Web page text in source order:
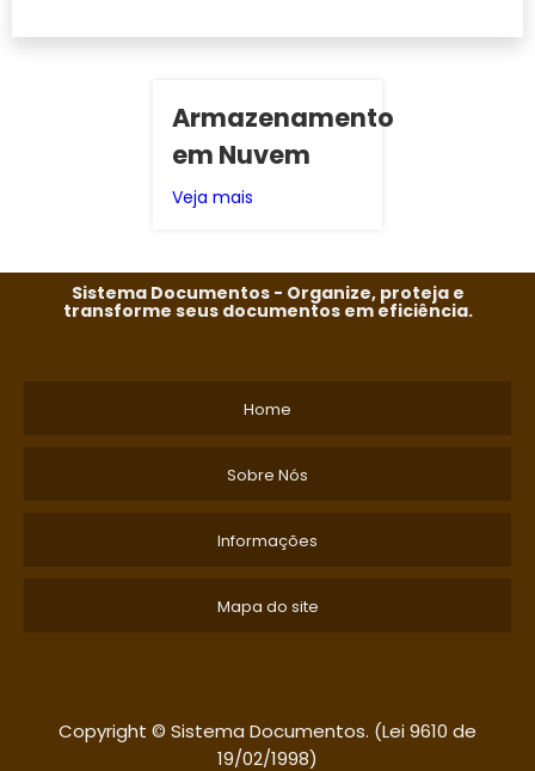
Armazenamento
em Nuvem
Veja mais
Sistema Documentos - Organize, proteja e
transforme seus documentos em eficiência.
Home
Sobre Nós
Informações
Mapa do site
Copyright © Sistema Documentos. (Lei 9610 de
19/02/1998)